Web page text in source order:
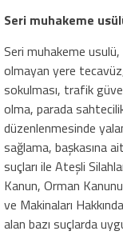
Seri muhakeme
Seri muhakeme usulü,
olmayan yere
sokulması, trafik
olma, parada
düzenlenmesinde
sağlama, başkasına
suçları ile Ateşli
Kanun, Orman
ve Makinaları
alan bazı suçlarda